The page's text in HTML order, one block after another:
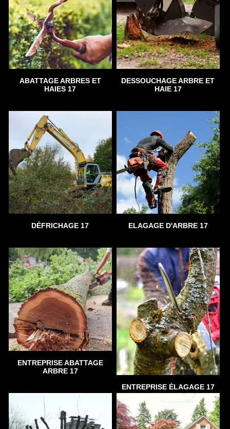
ABATTAGE ARBRES ET
HAIES 17
DESSOUCHAGE ARBRE ET
HAIE 17
DÉFRICHAGE 17 ELAGAGE D'ARBRE 17
ENTREPRISE ABATTAGE
ARBRE 17
ENTREPRISE ÉLAGAGE 17